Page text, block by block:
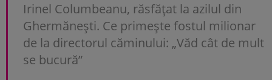
Irinel Columbeanu, răsfățat la azilul din
Ghermănești. Ce primește fostul milionar
de la directorul căminului: „Văd cât de mult
se bucură”